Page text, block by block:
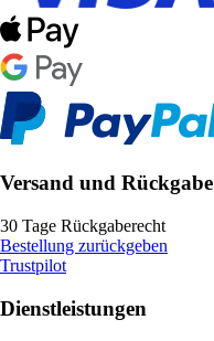
Versand und Rückgabe
30 Tage Rückgaberecht
Bestellung zurückgeben
Trustpilot
Dienstleistungen